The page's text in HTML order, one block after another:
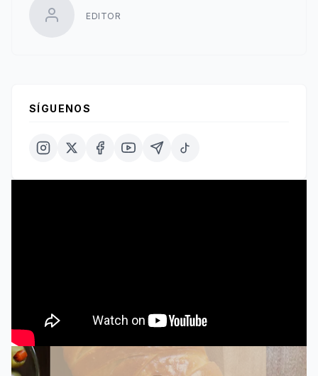
EDITOR
SÍGUENOS